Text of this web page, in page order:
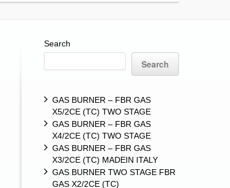
Search
Search
GAS BURNER – FBR GAS
X5/2CE (TC) TWO STAGE
GAS BURNER – FBR GAS
X4/2CE (TC) TWO STAGE
GAS BURNER – FBR GAS
X3/2CE (TC) MADEIN ITALY
GAS BURNER TWO STAGE FBR
GAS X2/2CE (TC)